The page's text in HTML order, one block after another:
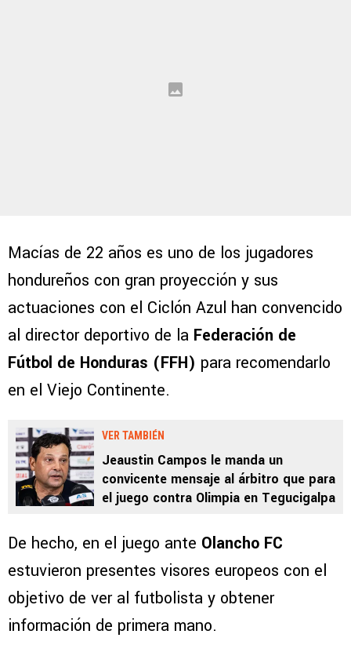
Macías de 22 años es uno de los jugadores
hondureños con gran proyección y sus
actuaciones con el Ciclón Azul han convencido
al director deportivo de la Federación de
Fútbol de Honduras (FFH) para recomendarlo
en el Viejo Continente.
VER TAMBIÉN
Jeaustin Campos le manda un
convicente mensaje al árbitro que para
el juego contra Olimpia en Tegucigalpa
De hecho, en el juego ante Olancho FC
estuvieron presentes visores europeos con el
objetivo de ver al futbolista y obtener
información de primera mano.